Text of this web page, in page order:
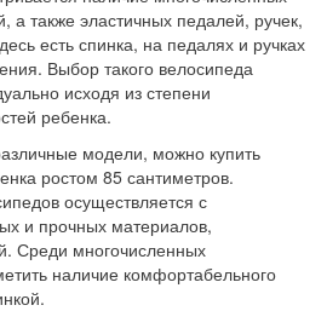
а также эластичных педалей, ручек,
есть спинка, на педалях и ручках
Выбор такого велосипеда
исходя из степени
ребенка.
модели, можно купить
ростом 85 сантиметров.
осуществляется с
и прочных материалов,
Среди многочисленных
наличие комфортабельного